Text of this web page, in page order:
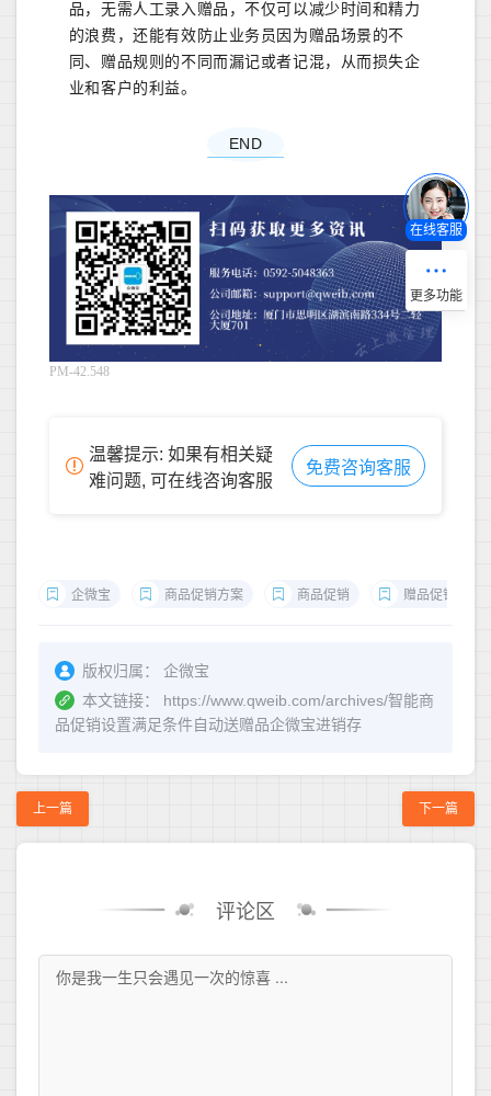
品，无需人工录入赠品，不仅可以减少时间和精力
的浪费，还能有效防止业务员因为赠品场景的不
同、赠品规则的不同而漏记或者记混，从而损失企
业和客户的利益。
END
PM-42.548
温馨提示: 如果有相关疑
难问题, 可在线咨询客服
免费咨询客服
企微宝 商品促销方案 商品促销 赠品促销
版权归属：
企微宝
本文链接：
https://www.qweib.com/archives/智能商
品促销设置满足条件自动送赠品企微宝进销存
上一篇 下一篇
评论区
在线客服